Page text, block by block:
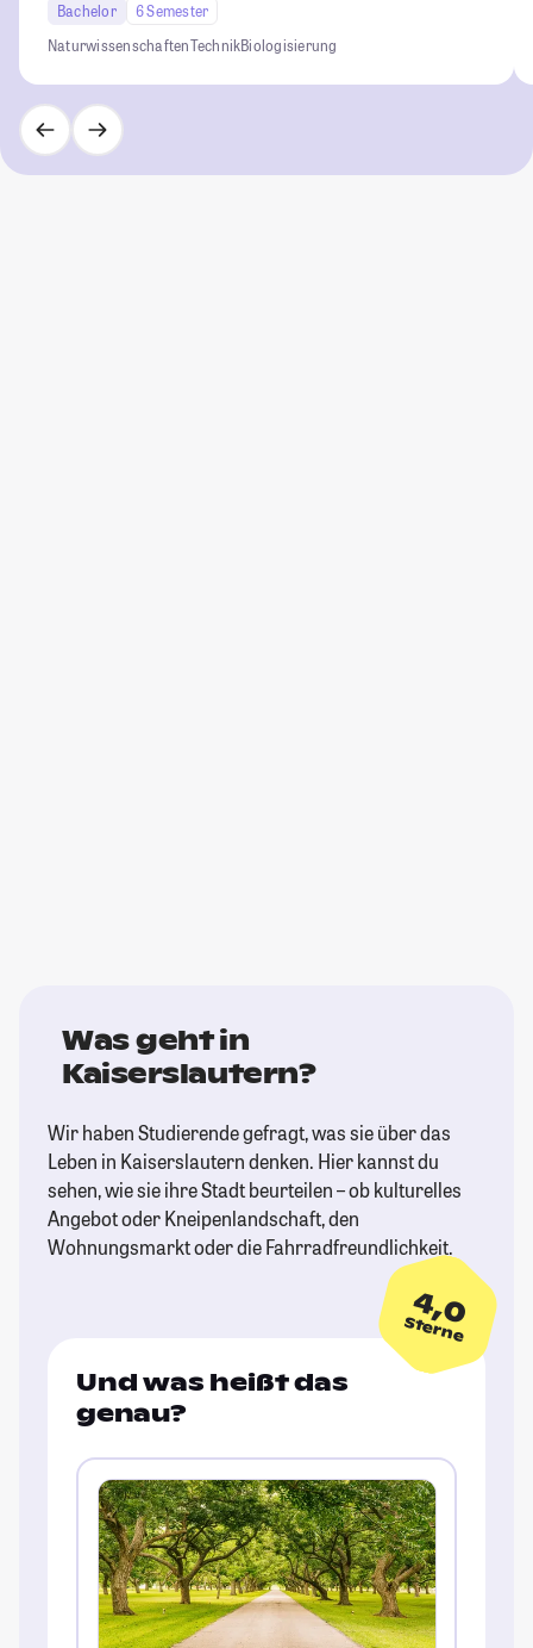
Bachelor
6 Semester
NaturwissenschaftenTechnikBiologisierung
Was geht in
Kaiserslautern?
Wir haben Studierende gefragt, was sie über das
Leben in Kaiserslautern denken. Hier kannst du
sehen, wie sie ihre Stadt beurteilen – ob kulturelles
Angebot oder Kneipenlandschaft, den
Wohnungsmarkt oder die Fahrradfreundlichkeit.
4,0
Sterne
Und was heißt das
genau?